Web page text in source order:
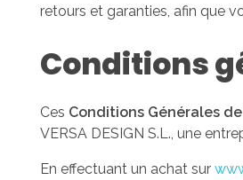
retours et garanties, afin que
Conditions
Ces Conditions Générales de
VERSA DESIGN S.L., une
En effectuant un achat sur